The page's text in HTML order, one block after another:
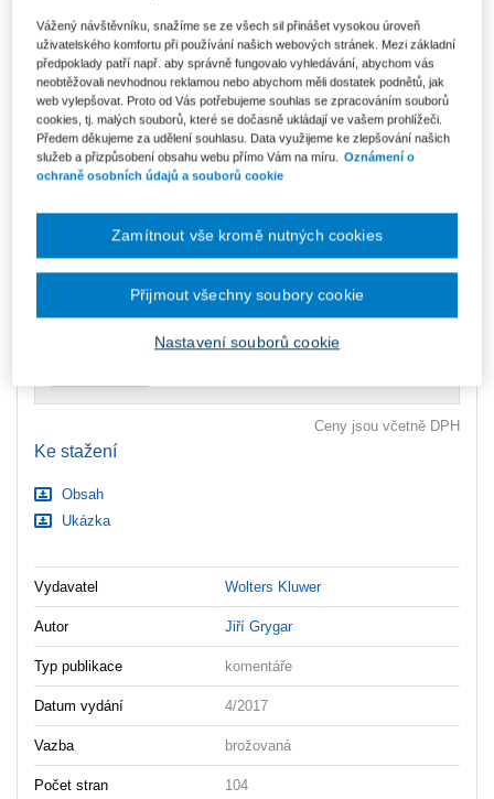
210 Kč
E-kniha Smarteca + soubory ke stažení
V prodeji - ihned k dispozici
Co je Smarteca?
Kde najdu soubory e-knih?
DMOC 535 Kč
Smarteca + soubory ke stažení
Skladem- expedice do 2 pracovních dnů
Upozorňujeme, že v období od 1.8. do 21.8. z technických
Ceny jsou včetně DPH
Ke stažení
Obsah
Ukázka
Vydavatel Wolters Kluwer
Autor Jiří Grygar
Typ publikace komentáře
Datum vydání 4/2017
Vazba brožovaná
Počet stran 104
Vážený návštěvníku, snažíme se ze všech sil přinášet vysokou úroveň
uživatelského komfortu při používání našich webových stránek. Mezi základní
předpoklady patří např. aby správně fungovalo vyhledávání, abychom vás
neobtěžovali nevhodnou reklamou nebo abychom měli dostatek podnětů, jak
web vylepšovat. Proto od Vás potřebujeme souhlas se zpracováním souborů
cookies, tj. malých souborů, které se dočasně ukládají ve vašem prohlížeči.
Předem děkujeme za udělení souhlasu. Data využijeme ke zlepšování našich
služeb a přizpůsobení obsahu webu přímo Vám na míru.
Oznámení o
ochraně osobních údajů a souborů cookie
Nastavení souborů cookie
Zamítnout vše kromě nutných cookies
Přijmout všechny soubory cookie